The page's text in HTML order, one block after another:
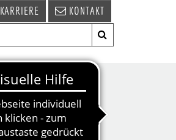
KARRIERE KONTAKT
TERMINE &
VERANSTALTUNGEN